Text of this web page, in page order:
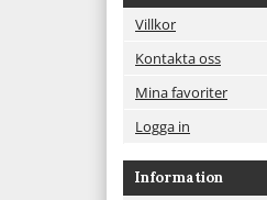
Villkor
Kontakta oss
Mina favoriter
Logga in
Information